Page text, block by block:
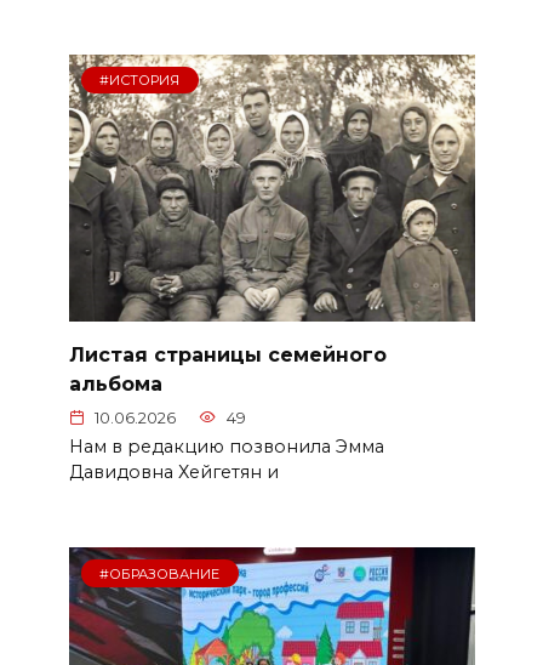
#ИСТОРИЯ
Листая страницы семейного
альбома
10.06.2026 49
Нам в редакцию позвонила Эмма
Давидовна Хейгетян и
#ОБРАЗОВАНИЕ